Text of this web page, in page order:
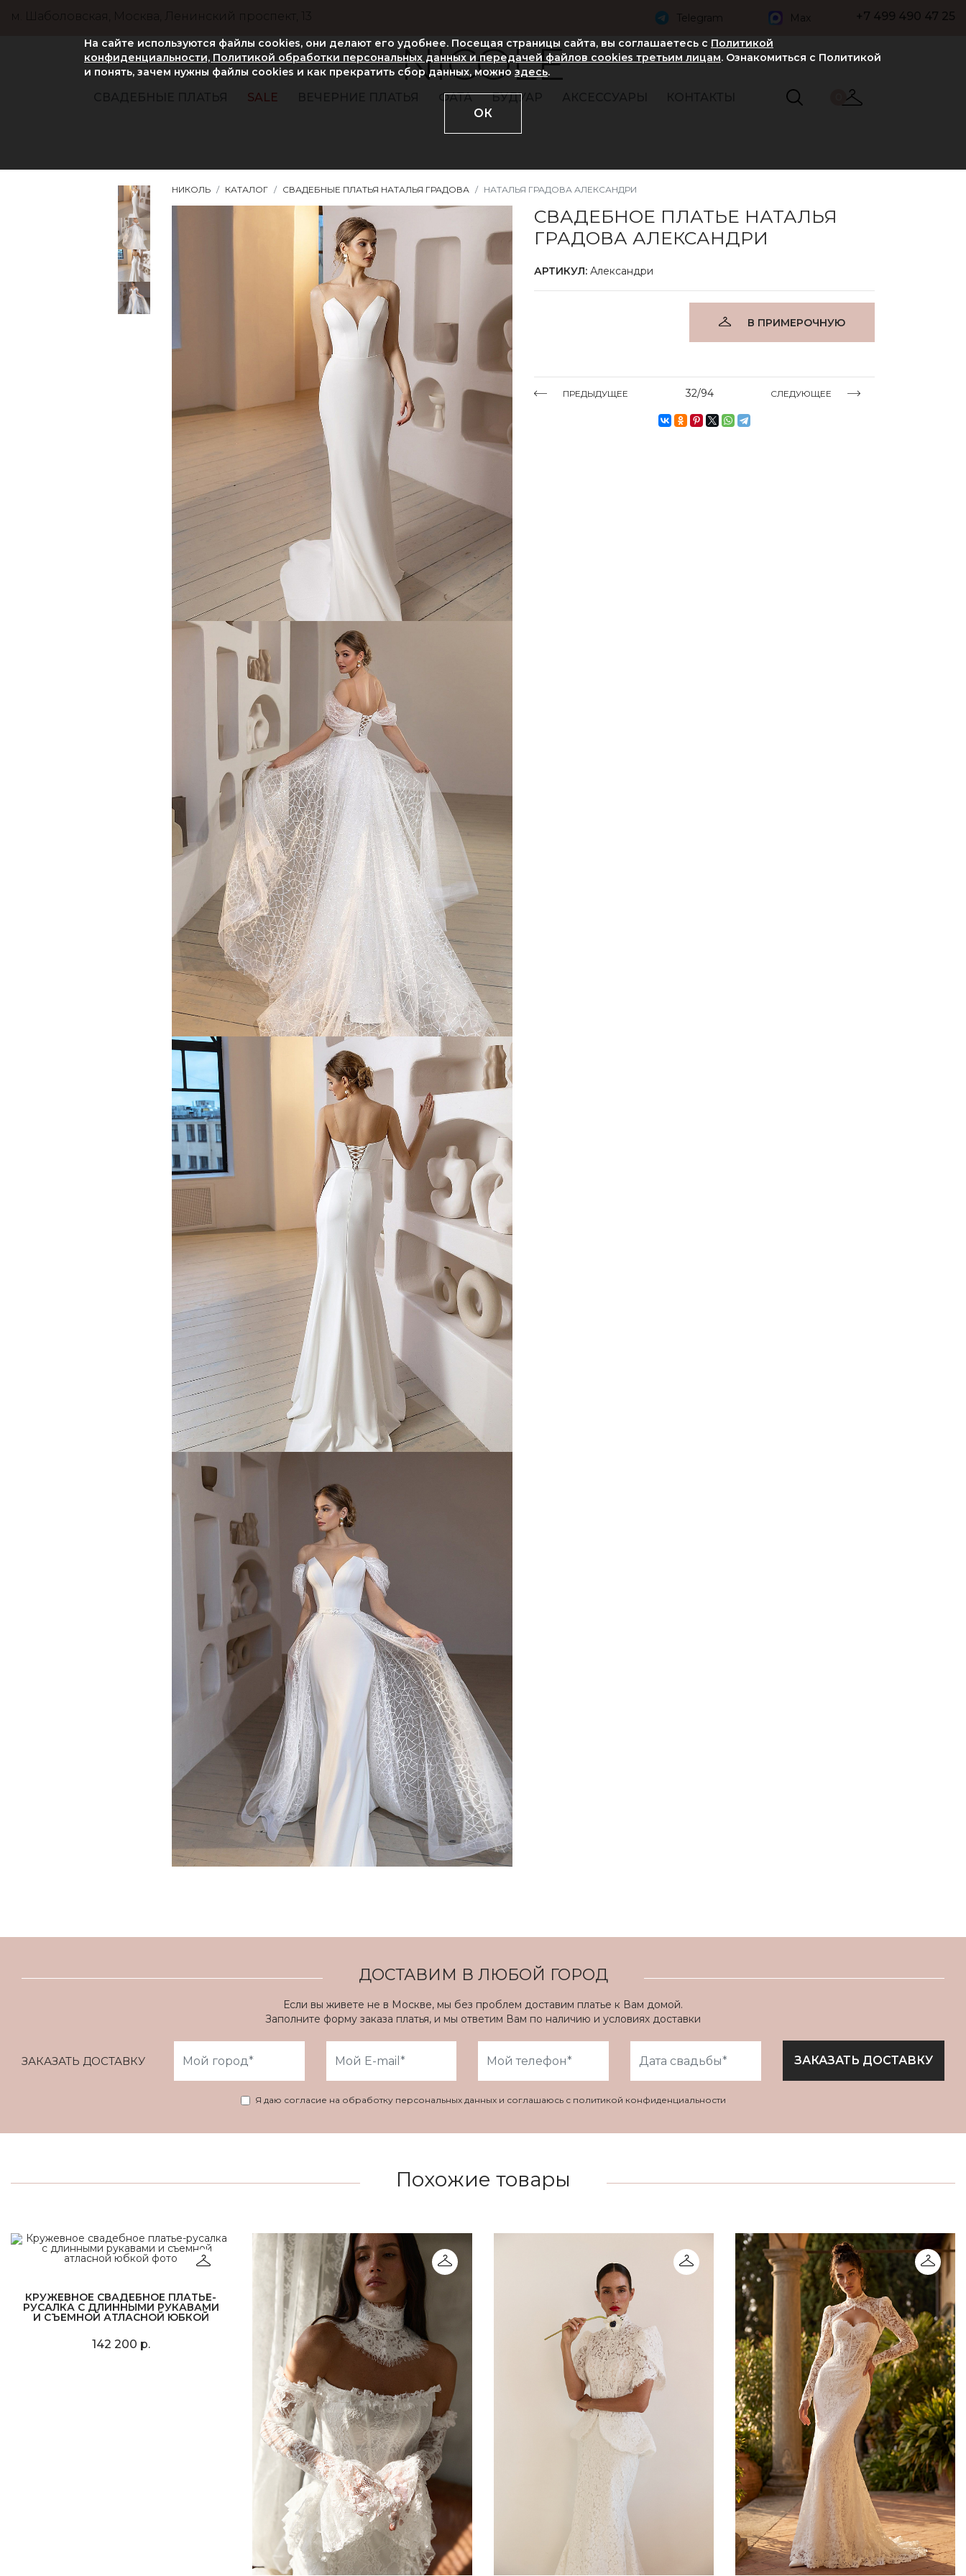
м. Шаболовская, Москва, Ленинский проспект, 13 Telegram Max +7 499 490 47 25
NICOLE
СВАДЕБНЫЕ ПЛАТЬЯ SALE ВЕЧЕРНИЕ ПЛАТЬЯ ФАТА БУДУАР АКСЕССУАРЫ КОНТАКТЫ
НИКОЛЬ КАТАЛОГ СВАДЕБНЫЕ ПЛАТЬЯ НАТАЛЬЯ ГРАДОВА НАТАЛЬЯ ГРАДОВА АЛЕКСАНДРИ
СВАДЕБНОЕ ПЛАТЬЕ НАТАЛЬЯ
ГРАДОВА АЛЕКСАНДРИ
АРТИКУЛ: Александри
В ПРИМЕРОЧНУЮ
ПРЕДЫДУЩЕЕ 32/94 СЛЕДУЮЩЕЕ
ДОСТАВИМ В ЛЮБОЙ ГОРОД
Если вы живете не в Москве, мы без проблем доставим платье к Вам домой.
Заполните форму заказа платья, и мы ответим Вам по наличию и условиях доставки
ЗАКАЗАТЬ ДОСТАВКУ ЗАКАЗАТЬ ДОСТАВКУ
Я даю согласие на обработку персональных данных и соглашаюсь с политикой конфиденциальности
Похожие товары
КРУЖЕВНОЕ СВАДЕБНОЕ ПЛАТЬЕ-
РУСАЛКА С ДЛИННЫМИ РУКАВАМИ
И СЪЕМНОЙ АТЛАСНОЙ ЮБКОЙ
142 200 р.
На сайте используются файлы cookies, они делают его удобнее. Посещая страницы сайта, вы соглашаетесь с Политикой
конфиденциальности, Политикой обработки персональных данных и передачей файлов cookies третьим лицам. Ознакомиться с Политикой
и понять, зачем нужны файлы сookies и как прекратить сбор данных, можно здесь.
ОК